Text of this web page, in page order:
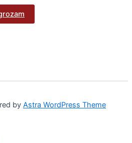
by Astra WordPress Theme